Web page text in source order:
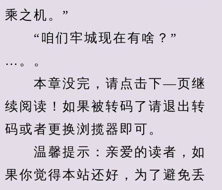
乘之机。”
“咱们牢城现在有啥？”
…。。
本章没完，请点击下—页继
续阅读！如果被转码了请退出转
码或者更换浏揽器即可。
温馨提示：亲爱的读者，如
果你觉得本站还好，为了避免丢